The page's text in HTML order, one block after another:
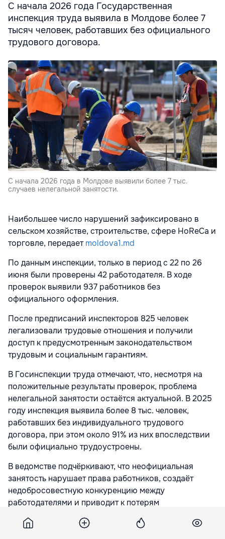
С начала 2026 года Государственная
инспекция труда выявила в Молдове более 7
тысяч человек, работавших без официального
трудового договора.
С начала 2026 года в Молдове выявили более 7 тыс.
случаев нелегальной занятости.
Наибольшее число нарушений зафиксировано в
сельском хозяйстве, строительстве, сфере HoReCa и
торговле, передаетmoldova1.md
По данным инспекции, только в период с 22 по 26
июня были проверены 42 работодателя. В ходе
проверок выявили 937 работников без
официального оформления.
После предписаний инспекторов 825 человек
легализовали трудовые отношения и получили
доступ к предусмотренным законодательством
трудовым и социальным гарантиям.
В Госинспекции труда отмечают, что, несмотря на
положительные результаты проверок, проблема
нелегальной занятости остаётся актуальной. В 2025
году инспекция выявила более 8 тыс. человек,
работавших без индивидуального трудового
договора, при этом около 91% из них впоследствии
были официально трудоустроены.
В ведомстве подчёркивают, что неофициальная
занятость нарушает права работников, создаёт
недобросовестную конкуренцию между
работодателями и приводит к потерям
и социальных взносов.